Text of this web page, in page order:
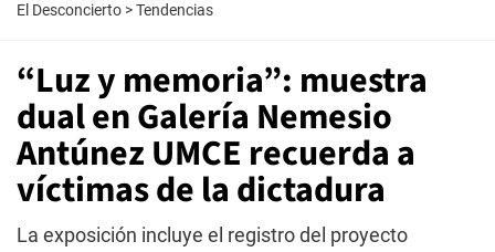
El Desconcierto >Tendencias
“Luz y memoria”: muestra
dual en Galería Nemesio
Antúnez UMCE recuerda a
víctimas de la dictadura
La exposición incluye el registro del proyecto